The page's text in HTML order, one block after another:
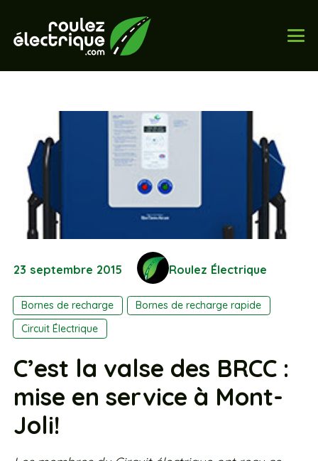
23 septembre 2015 Roulez Électrique
Bornes de recharge
Bornes de recharge rapide
Circuit Électrique
C’est la valse des BRCC :
mise en service à Mont-
Joli!